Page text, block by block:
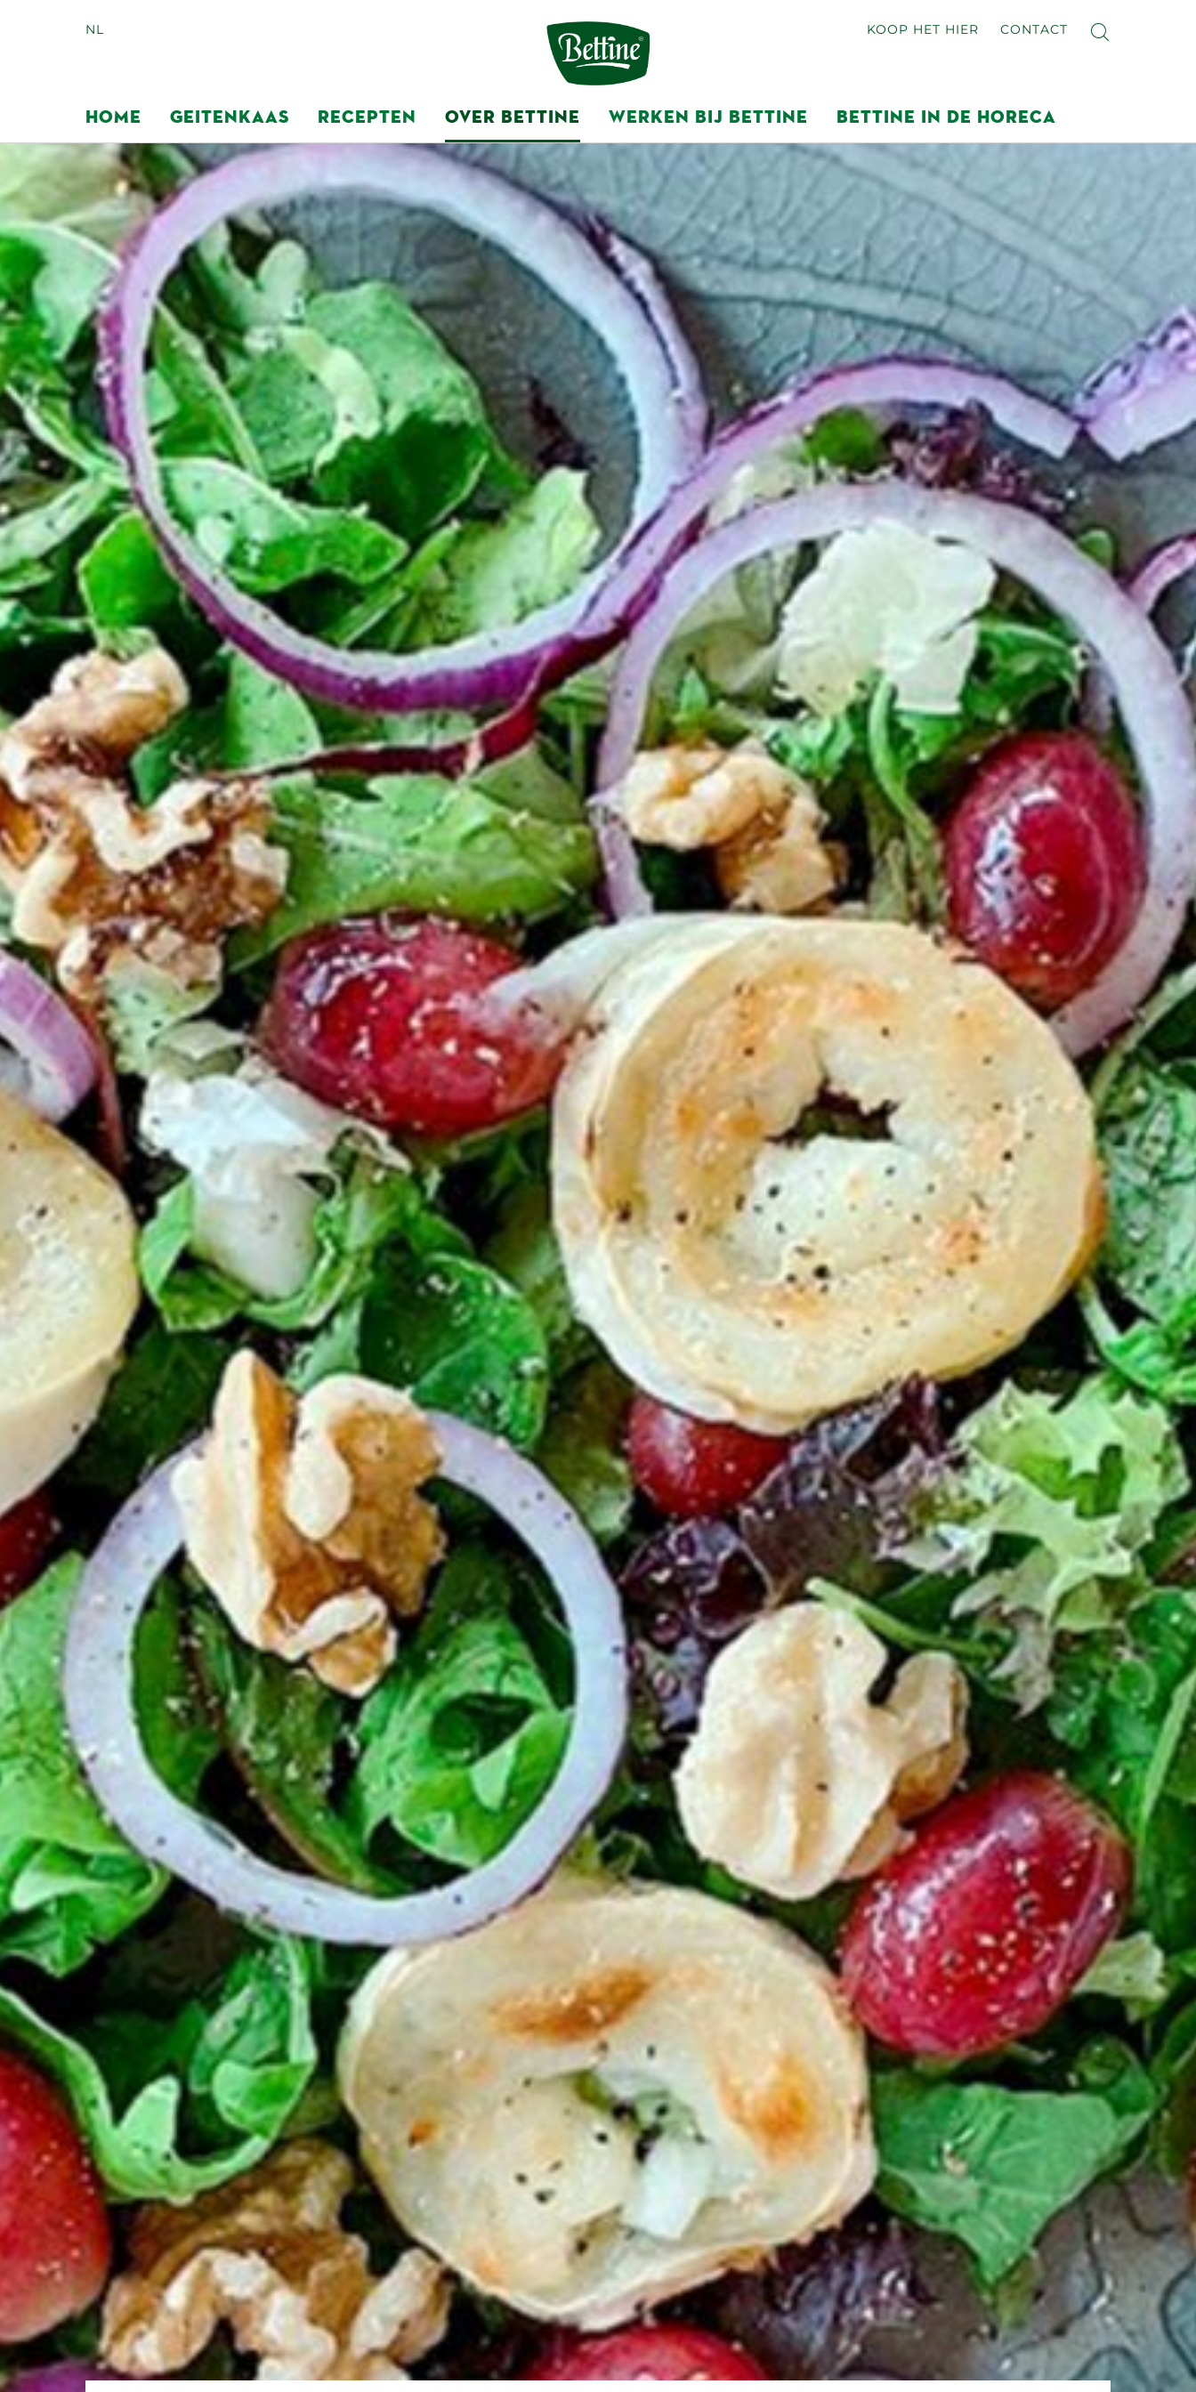
HOME GEITENKAAS RECEPTEN OVER BETTINE WERKEN BIJ BETTINE BETTINE IN DE HORECA
NL KOOP HET HIER CONTACT